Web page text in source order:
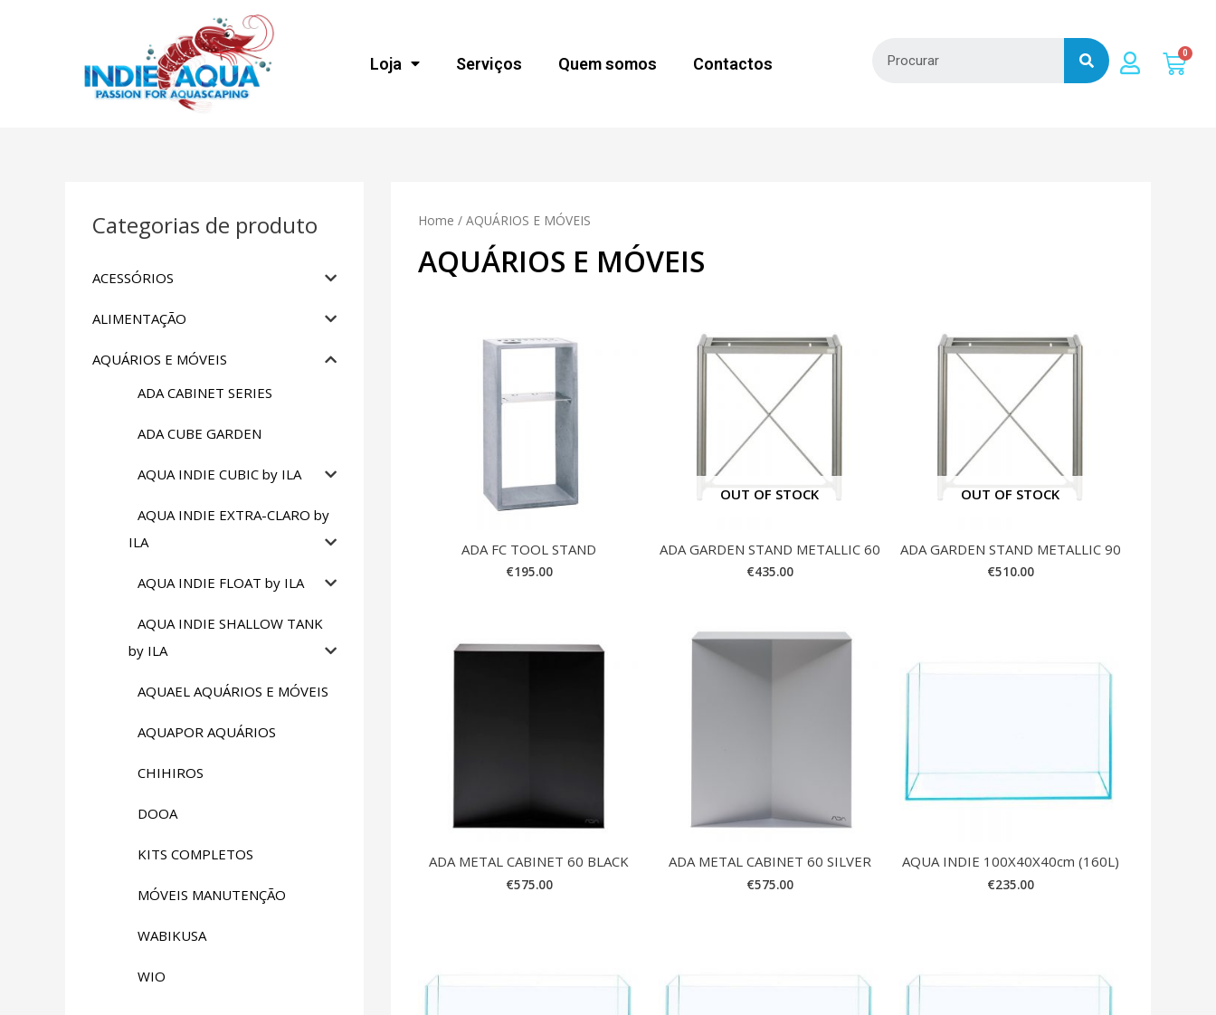
Loja Serviços Quem somos Contactos
Categorias de produto
ACESSÓRIOS
ALIMENTAÇÃO
AQUÁRIOS E MÓVEIS
ADA CABINET SERIES
ADA CUBE GARDEN
AQUA INDIE CUBIC by ILA
AQUA INDIE EXTRA-CLARO by
ILA
AQUA INDIE FLOAT by ILA
AQUA INDIE SHALLOW TANK
by ILA
AQUAEL AQUÁRIOS E MÓVEIS
AQUAPOR AQUÁRIOS
CHIHIROS
DOOA
KITS COMPLETOS
MÓVEIS MANUTENÇÃO
WABIKUSA
WIO
Home / AQUÁRIOS E MÓVEIS
AQUÁRIOS E MÓVEIS
ADA FC TOOL STAND
€195.00
OUT OF STOCK
ADA GARDEN STAND METALLIC 60
€435.00
OUT OF STOCK
ADA GARDEN STAND METALLIC 90
€510.00
ADA METAL CABINET 60 BLACK
€575.00
ADA METAL CABINET 60 SILVER
€575.00
AQUA INDIE 100X40X40cm (160L)
€235.00